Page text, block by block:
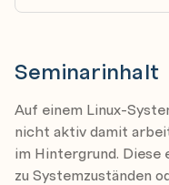
Seminarinhalt
Auf einem Linux-
nicht aktiv damit
im Hintergrund. Diese
zu Systemzuständen